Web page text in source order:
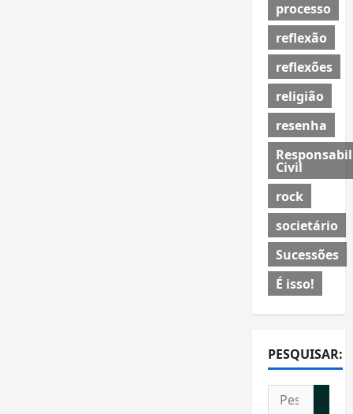
processo
reflexão
reflexões
religião
resenha
Civil
rock
societário
Sucessões
É isso!
PESQUISAR:
Pesquisar